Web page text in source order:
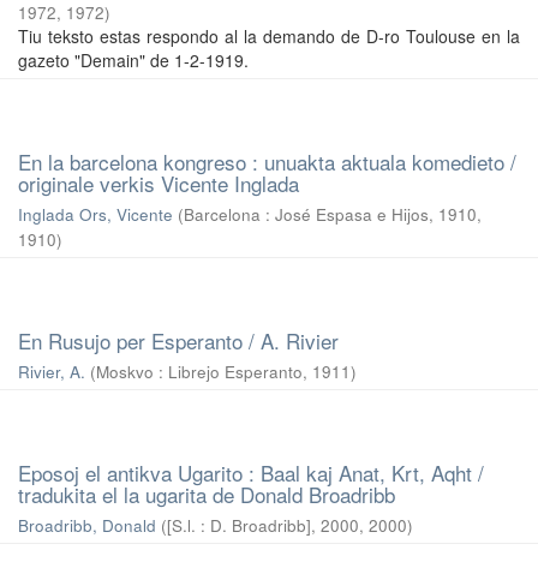
1972, 1972)
Tiu teksto estas respondo al la demando de D-ro Toulouse en la
gazeto "Demain" de 1-2-1919.
En la barcelona kongreso : unuakta aktuala komedieto /
originale verkis Vicente Inglada
Inglada Ors, Vicente (Barcelona : José Espasa e Hijos, 1910,
1910)
En Rusujo per Esperanto / A. Rivier
Rivier, A. (Moskvo : Librejo Esperanto, 1911)
Eposoj el antikva Ugarito : Baal kaj Anat, Krt, Aqht /
tradukita el la ugarita de Donald Broadribb
Broadribb, Donald ([S.l. : D. Broadribb], 2000, 2000)